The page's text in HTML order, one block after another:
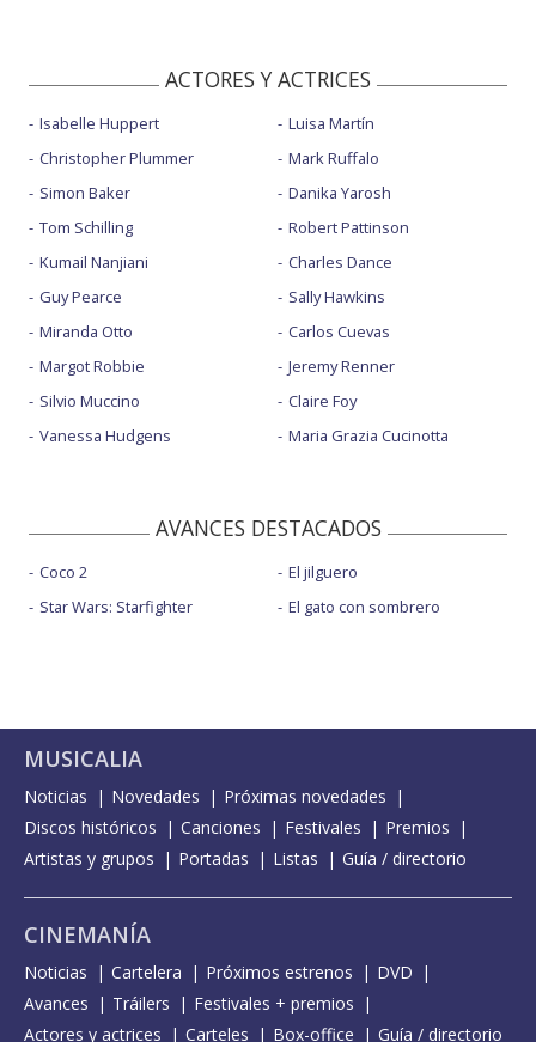
ACTORES Y ACTRICES
Isabelle Huppert
Christopher Plummer
Simon Baker
Tom Schilling
Kumail Nanjiani
Guy Pearce
Miranda Otto
Margot Robbie
Silvio Muccino
Vanessa Hudgens
Luisa Martín
Mark Ruffalo
Danika Yarosh
Robert Pattinson
Charles Dance
Sally Hawkins
Carlos Cuevas
Jeremy Renner
Claire Foy
Maria Grazia Cucinotta
AVANCES DESTACADOS
Coco 2
Star Wars: Starfighter
El jilguero
El gato con sombrero
MUSICALIA
Noticias Novedades
Próximas novedades
Discos históricos
Canciones Festivales
Premios
Artistas y grupos
Portadas Listas Guía / directorio
CINEMANÍA
Noticias Cartelera Próximos estrenos
DVD
Avances
Tráilers
Festivales + premios
Actores y actrices
Carteles Box-office Guía / directorio